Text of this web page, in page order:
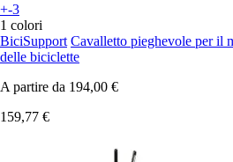
+-3
1 colori
BiciSupport Cavalletto pieghevole per il
delle biciclette
A partire da 194,00 €
159,77 €